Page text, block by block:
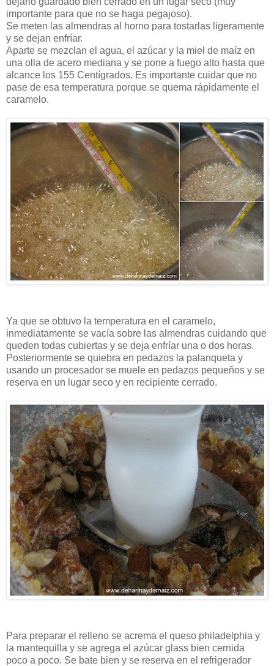
importante para que no se haga pegajoso).
Se meten las almendras al horno para tostarlas ligeramente
y se dejan enfríar.
Aparte se mezclan el agua, el azúcar y la miel de maíz en
una olla de acero mediana y se pone a fuego alto hasta que
alcance los 155 Centígrados. Es importante cuidar que no
pase de esa temperatura porque se quema rápidamente el
caramelo.
Ya que se obtuvo la temperatura en el caramelo,
inmediatamente se vacía sobre las almendras cuidando que
queden todas cubiertas y se deja enfríar una o dos horas.
Posteriormente se quiebra en pedazos la palanqueta y
usando un procesador se muele en pedazos pequeños y se
reserva en un lugar seco y en recipiente cerrado.
Para preparar el relleno se acrema el queso philadelphia y
la mantequilla y se agrega el azúcar glass bien cernida
poco a poco. Se bate bien y se reserva en el refrigerador